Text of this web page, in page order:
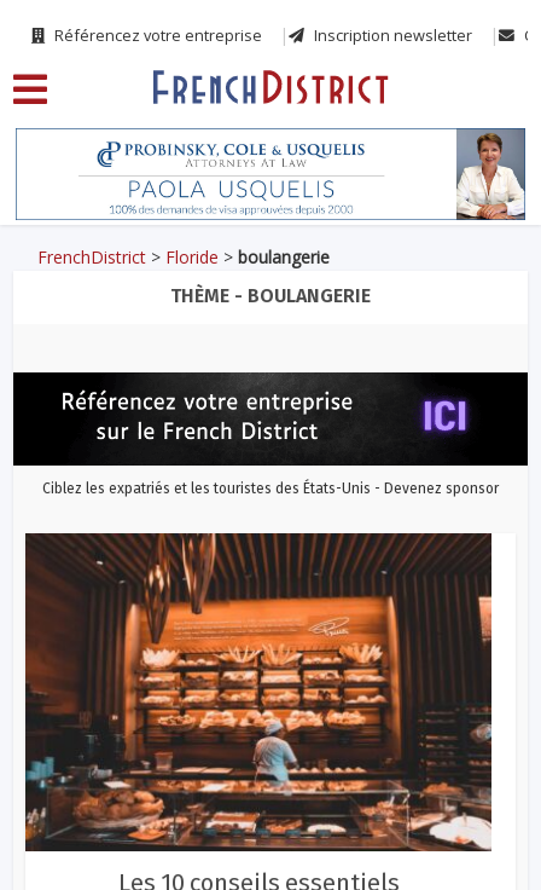
Référencez votre entreprise Inscription newsletter
FrenchDistrict > Floride >boulangerie
THÈME - BOULANGERIE
Ciblez les expatriés et les touristes des États-Unis - Devenez sponsor
Les 10 conseils essentiels